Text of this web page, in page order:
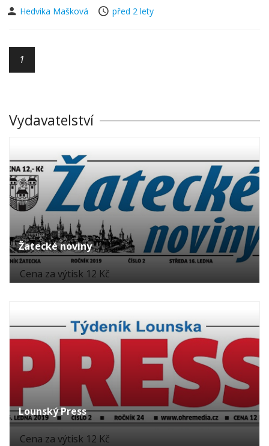
Hedvika Mašková
před 2 lety
1
Vydavatelství
Žatecké noviny
Cena za výtisk 12 Kč
Lounský Press
Cena za výtisk 12 Kč